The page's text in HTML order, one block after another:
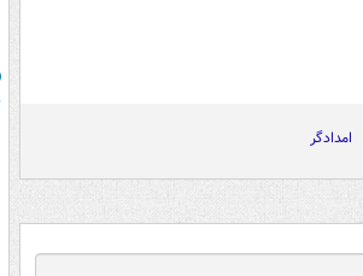
امدادگر